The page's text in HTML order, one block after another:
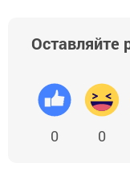
Оставляйте
0 0